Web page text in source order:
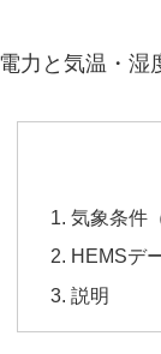
力と気温・湿
気象条件
HEMSデ
説明